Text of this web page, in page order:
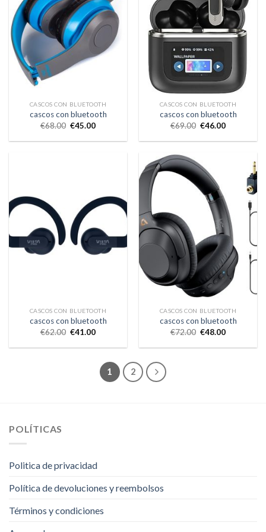
CASCOS CON BLUETOOTH
cascos con bluetooth
€68.00 €45.00
CASCOS CON BLUETOOTH
cascos con bluetooth
€69.00 €46.00
CASCOS CON BLUETOOTH
cascos con bluetooth
€62.00 €41.00
CASCOS CON BLUETOOTH
cascos con bluetooth
€72.00 €48.00
1 2
POLÍTICAS
Politica de privacidad
Política de devoluciones y reembolsos
Términos y condiciones